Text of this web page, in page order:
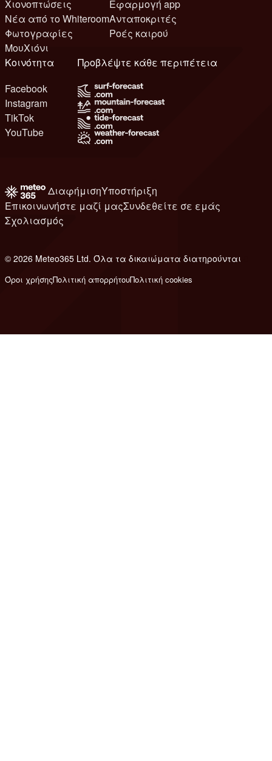
Χιονοπτώσεις
Νέα από το Whiteroom
Φωτογραφίες
ΜουΧιόνι
Εφαρμογή app
Ανταποκριτές
Ροές καιρού
Κοινότητα
Facebook
Instagram
TikTok
YouTube
Προβλέψτε κάθε περιπέτεια
ΔιαφήμισηΥποστήριξη
Επικοινωνήστε μαζί μαςΣυνδεθείτε σε εμάς
Σχολιασμός
© 2026 Meteo365 Ltd. Όλα τα δικαιώματα διατηρούνται
Όροι χρήσηςΠολιτική απορρήτουΠολιτική cookies